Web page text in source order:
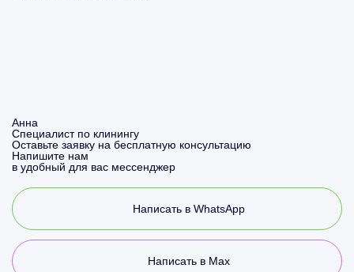
Анна
Специалист по клинингу
Оставьте заявку на бесплатную консультацию
Напишите нам
в удобный для вас мессенджер
Написать в WhatsApp
Написать в Max